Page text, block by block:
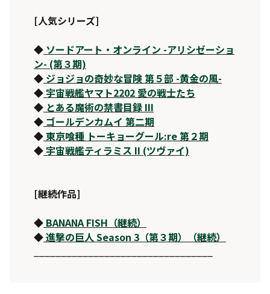
[人気シリーズ]
◆ ソードアート・オンライン -アリシゼーショ
ン- (第３期)
◆ ジョジョの奇妙な冒険 第５部 -黄金の風-
◆ 宇宙戦艦ヤマト2202 愛の戦士たち
◆ とある魔術の禁書目録 III
◆ ゴールデンカムイ 第二期
◆東京喰種 トーキョーグール:re 第２期
◆ 宇宙戦艦ティラミス II (ツヴァイ)
[継続作品]
◆ BANANA FISH（継続）
◆進撃の巨人 Season 3（第３期）（継続）